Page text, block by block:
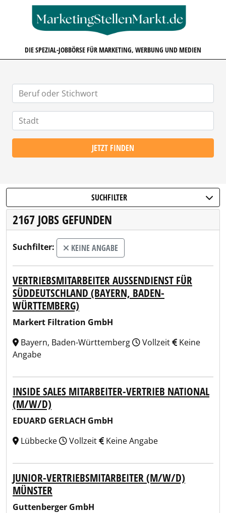
DIE SPEZIAL-JOBBÖRSE FÜR MARKETING, WERBUNG UND MEDIEN
JETZT FINDEN
SUCHFILTER
2167 JOBS GEFUNDEN
Suchfilter: KEINE ANGABE
VERTRIEBSMITARBEITER AUSSENDIENST FÜR S
ÜDDEUTSCHLAND (BAYERN, BADEN-W
ÜRTTEMBERG)
Markert Filtration GmbH
Bayern, Baden-Württemberg
Vollzeit
Keine
Angabe
INSIDE SALES MITARBEITER-VERTRIEB NATIONAL
(M/W/D)
EDUARD GERLACH GmbH
Lübbecke
Vollzeit Keine Angabe
JUNIOR-VERTRIEBSMITARBEITER (M/W/D)
MÜNSTER
Guttenberger GmbH